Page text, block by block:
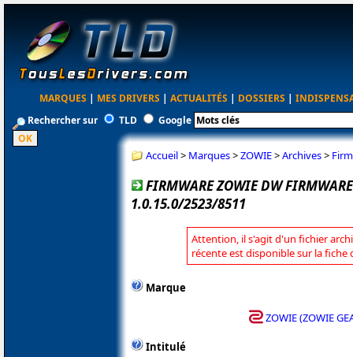
MARQUES | MES DRIVERS | ACTUALITÉS | DOSSIERS |
Rechercher sur
TLD Google
Accueil> Marques>ZOWIE>Archives>
FIRMWARE ZOWIE DW
1.0.15.0/2523/8511
Attention, il s'agit d'un fichier
récente est disponible sur la fiche
Marque
ZOWIE (ZOWIE
Intitulé